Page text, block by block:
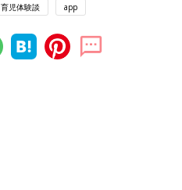
育児体験談 app